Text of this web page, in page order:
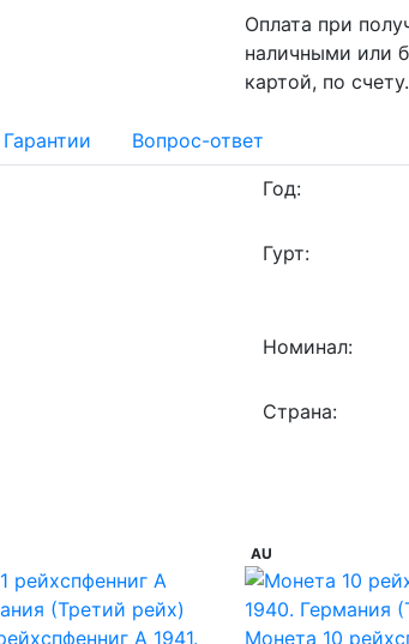
Оплата при
наличными или
картой, по счету.
Гарантии
Вопрос-ответ
Год:
Гурт:
Номинал:
Страна:
А 1941.
AU
Монета 10